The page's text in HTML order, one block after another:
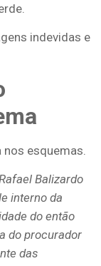
indevidas e
esquemas.
Balizardo
interno da
do então
do procurador
das